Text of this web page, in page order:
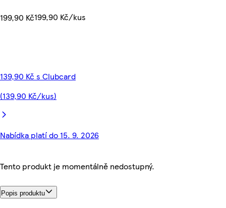
199,90 Kč199,90 Kč/kus
139,90 Kč s Clubcard
(139,90 Kč/kus)
Nabídka platí do 15. 9. 2026
Tento produkt je momentálně nedostupný.
Popis produktu